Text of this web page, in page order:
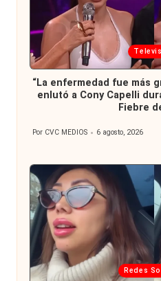
Publicada
en
“La enfermedad fue más
enlutó a Cony Capelli
Fiebre
Publicado
Por CVC MEDIOS 6 agosto, 2026
Publicada
Redes